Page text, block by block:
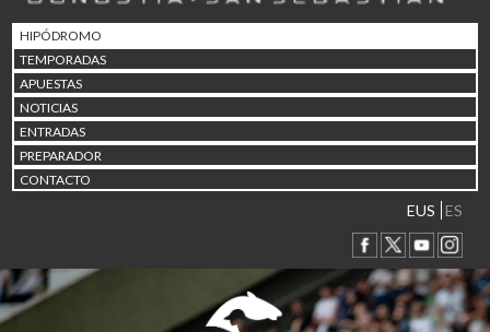
HIPÓDROMO
TEMPORADAS
APUESTAS
NOTICIAS
ENTRADAS
PREPARADOR
CONTACTO
EUS ES
15/08 17:05 Abuztuaren 15a / 15 de
23/08 17:30 Abuztuaren 23a / 23 de
30/08 17:30 Abuztuaren 30a / 30 de
02/09 11:15
06/09 17:30 Irailaren 6a / 6 de
Irailaren 13a / 13 de
30/09 11:30 Irailaren 30a / 30 de